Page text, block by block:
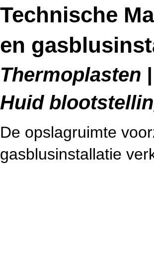
Technische
en
Thermoplasten
Huid
De opslagruimte
gasblusinstallatie